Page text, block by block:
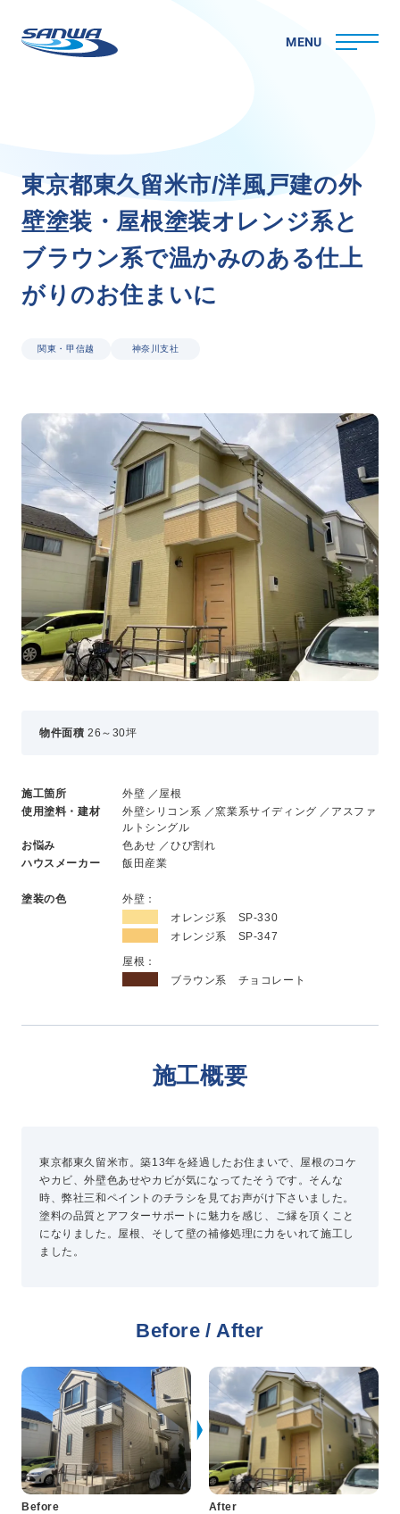
MENU
三和ペイントについて
理念
代表メッセージ
会社概要
拠点一覧
CSR
外壁塗装
屋根塗装
いえもる
外壁のミカタ（塗り替え相談所）
住まい探しのミカタ
施工事例
外壁セルフチェック
無料点検・お見積もり
採用情報
数字でわかる三和ペイント
福利厚生・社内イベント
新卒採用
中途採用
ニュース
よくある質問
施工パートナー募集
総合お問い合わせ
プライバシーポリシー
特定商取引法に基づく表記
東京都東久 留米市/洋風戸建の外
壁塗装 ・ 屋根塗装オ レ ンジ系と
ブラ ウ ン系で温かみのある仕上
がり のお住 ま いに
関東・甲信越 神奈川支社
物件面積 26～30坪
施工箇所
外壁 ／屋根
使用塗料・建材
外壁シリコン系 ／窯業系サイディング ／アスファ
ルトシングル
お悩み
色あせ ／ひび割れ
ハウスメーカー
飯田産業
塗装の色
外壁：
オレンジ系 SP-330
オレンジ系 SP-347
屋根：
ブラウン系 チョコレート
施工概要
東京都東久留米市。築13年を経過したお住まいで、屋根のコケ
やカビ、外壁色あせやカビが気になってたそうです。そんな
時、弊社三和ペイントのチラシを見てお声がけ下さいました。
塗料の品質とアフターサポートに魅力を感じ、ご縁を頂くこと
になりました。屋根、そして壁の補修処理に力をいれて施工し
ました。
Before / After
Before After